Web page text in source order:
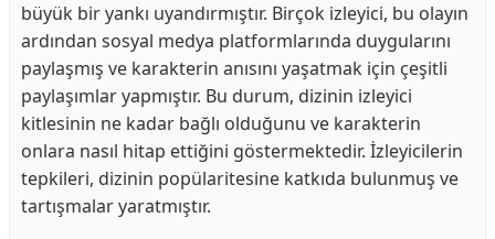
büyük bir yankı uyandırmıştır. Birçok izleyici, bu olayın
ardından sosyal medya platformlarında duygularını
paylaşmış ve karakterin anısını yaşatmak için çeşitli
paylaşımlar yapmıştır. Bu durum, dizinin izleyici
kitlesinin ne kadar bağlı olduğunu ve karakterin
onlara nasıl hitap ettiğini göstermektedir. İzleyicilerin
tepkileri, dizinin popülaritesine katkıda bulunmuş ve
tartışmalar yaratmıştır.